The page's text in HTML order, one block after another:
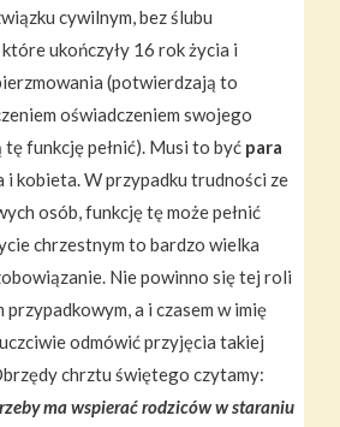
cywilnym, bez ślubu
ukończyły 16 rok życia i
(potwierdzają to
oświadczeniem swojego
tę funkcję pełnić). Musi to być para
i kobieta. W przypadku trudności ze
osób, funkcję tę może pełnić
chrzestnym to bardzo wielka
Nie powinno się tej roli
a i czasem w imię
odmówić przyjęcia takiej
chrztu świętego czytamy:
ma wspierać rodziców w staraniu